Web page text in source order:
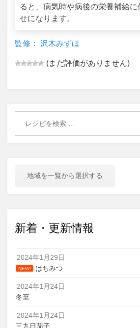
ると、病気時や病後の栄養補給
せになります。
監修： 沢木みずほ
(まだ評価がありません)
地域を一覧から選択する
新着・更新情報
2024年1月29日
NEW! はちみつ
2024年1月24日
冬至
2024年1月24日
三九日茄子